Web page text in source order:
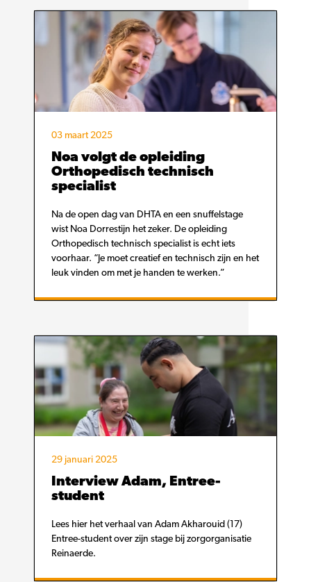
03 maart 2025
Noa volgt de opleiding
Orthopedisch technisch
specialist
Na de open dag van DHTA en een snuffelstage
wist Noa Dorrestijn het zeker. De opleiding
Orthopedisch technisch specialist is echt iets
voorhaar. “Je moet creatief en technisch zijn en het
leuk vinden om met je handen te werken.”
29 januari 2025
Interview Adam, Entree-
student
Lees hier het verhaal van Adam Akharouid (17)
Entree-student over zijn stage bij zorgorganisatie
Reinaerde.